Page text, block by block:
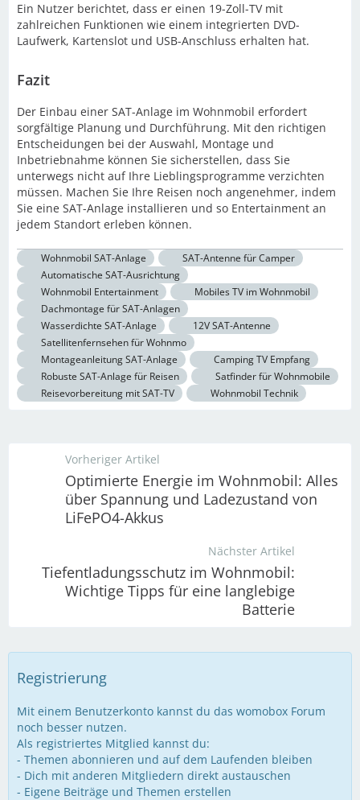
Ein Nutzer berichtet, dass er einen 19-Zoll-TV mit
zahlreichen Funktionen wie einem integrierten DVD-
Laufwerk, Kartenslot und USB-Anschluss erhalten hat.
Fazit
Der Einbau einer SAT-Anlage im Wohnmobil erfordert
sorgfältige Planung und Durchführung. Mit den richtigen
Entscheidungen bei der Auswahl, Montage und
Inbetriebnahme können Sie sicherstellen, dass Sie
unterwegs nicht auf Ihre Lieblingsprogramme verzichten
müssen. Machen Sie Ihre Reisen noch angenehmer, indem
Sie eine SAT-Anlage installieren und so Entertainment an
jedem Standort erleben können.
Wohnmobil SAT-Anlage
SAT-Antenne für Camper
Automatische SAT-Ausrichtung
Wohnmobil Entertainment
Mobiles TV im Wohnmobil
Dachmontage für SAT-Anlagen
Wasserdichte SAT-Anlage
12V SAT-Antenne
Satellitenfernsehen für Wohnmo
Montageanleitung SAT-Anlage
Camping TV Empfang
Robuste SAT-Anlage für Reisen
Satfinder für Wohnmobile
Reisevorbereitung mit SAT-TV
Wohnmobil Technik
Vorheriger Artikel
Optimierte Energie im Wohnmobil: Alles
über Spannung und Ladezustand von
LiFePO4-Akkus
Nächster Artikel
Tiefentladungsschutz im Wohnmobil:
Wichtige Tipps für eine langlebige
Batterie
Registrierung
Mit einem Benutzerkonto kannst du das womobox Forum
noch besser nutzen.
Als registriertes Mitglied kannst du:
- Themen abonnieren und auf dem Laufenden bleiben
- Dich mit anderen Mitgliedern direkt austauschen
- Eigene Beiträge und Themen erstellen